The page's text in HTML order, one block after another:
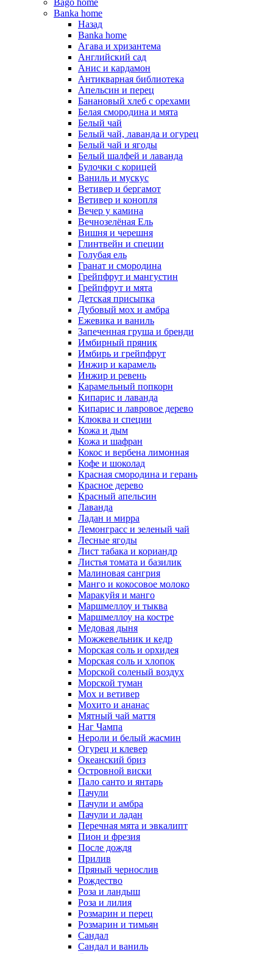
Bago home
Banka home
Назад
Banka home
Агава и хризантема
Английский сад
Анис и кардамон
Антикварная библиотека
Апельсин и перец
Банановый хлеб с орехами
Белая смородина и мята
Белый чай
Белый чай, лаванда и огурец
Белый чай и ягоды
Белый шалфей и лаванда
Булочки с корицей
Ваниль и мускус
Ветивер и бергамот
Ветивер и конопля
Вечер у камина
Вечнозелёная Ель
Вишня и черешня
Глинтвейн и специи
Голубая ель
Гранат и смородина
Грейпфрут и мангустин
Грейпфрут и мята
Детская присыпка
Дубовый мох и амбра
Ежевика и ваниль
Запеченная груша и бренди
Имбирный пряник
Имбирь и грейпфрут
Инжир и карамель
Инжир и ревень
Карамельный попкорн
Кипарис и лаванда
Кипарис и лавровое дерево
Клюква и специи
Кожа и дым
Кожа и шафран
Кокос и вербена лимонная
Кофе и шоколад
Красная смородина и герань
Красное дерево
Красный апельсин
Лаванда
Ладан и мирра
Лемонграсс и зеленый чай
Лесные ягоды
Лист табака и кориандр
Листья томата и базилик
Малиновая сангрия
Манго и кокосовое молоко
Маракуйя и манго
Маршмеллоу и тыква
Маршмеллоу на костре
Медовая дыня
Можжевельник и кедр
Морская соль и орхидея
Морская соль и хлопок
Морской соленый воздух
Морской туман
Мох и ветивер
Мохито и ананас
Мятный чай маття
Наг Чампа
Нероли и белый жасмин
Огурец и клевер
Океанский бриз
Островной виски
Пало санто и янтарь
Пачули
Пачули и амбра
Пачули и ладан
Перечная мята и эвкалипт
Пион и фрезия
После дождя
Прилив
Пряный чернослив
Рождество
Роза и ландыш
Роза и лилия
Розмарин и перец
Розмарин и тимьян
Сандал
Сандал и ваниль